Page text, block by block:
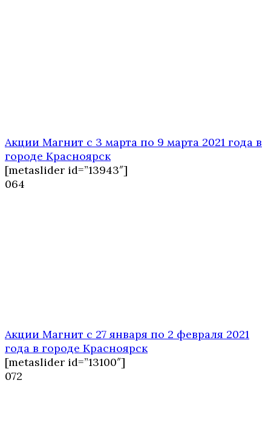
Акции Магнит с 3 марта по 9 марта 2021 года в
городе Красноярск
[metaslider id=”13943″]
064
Акции Магнит с 27 января по 2 февраля 2021
года в городе Красноярск
[metaslider id=”13100″]
072